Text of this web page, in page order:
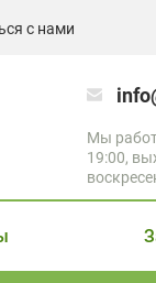
с нами
Мы
19:00,